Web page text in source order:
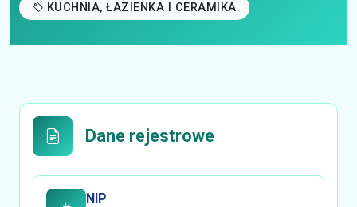
KUCHNIA, ŁAZIENKA I CERAMIKA
Dane rejestrowe
NIP